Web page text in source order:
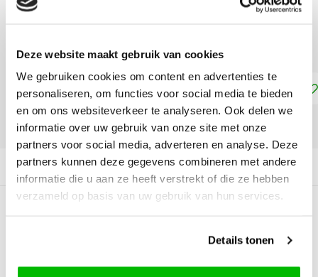
Deze website maakt gebruik van cookies
We gebruiken cookies om content en advertenties te
personaliseren, om functies voor social media te bieden
en om ons websiteverkeer te analyseren. Ook delen we
informatie over uw gebruik van onze site met onze
partners voor social media, adverteren en analyse. Deze
partners kunnen deze gegevens combineren met andere
informatie die u aan ze heeft verstrekt of die ze hebben
verzameld op basis van uw gebruik van hun services.
Details tonen
DIRECT LEVERBAAR
Toevoegen aan winkelwagen
DELEN:
Productomschrijving